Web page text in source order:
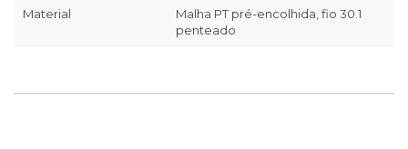
Material
Malha PT pré-encolhida, fio 30.1
penteado